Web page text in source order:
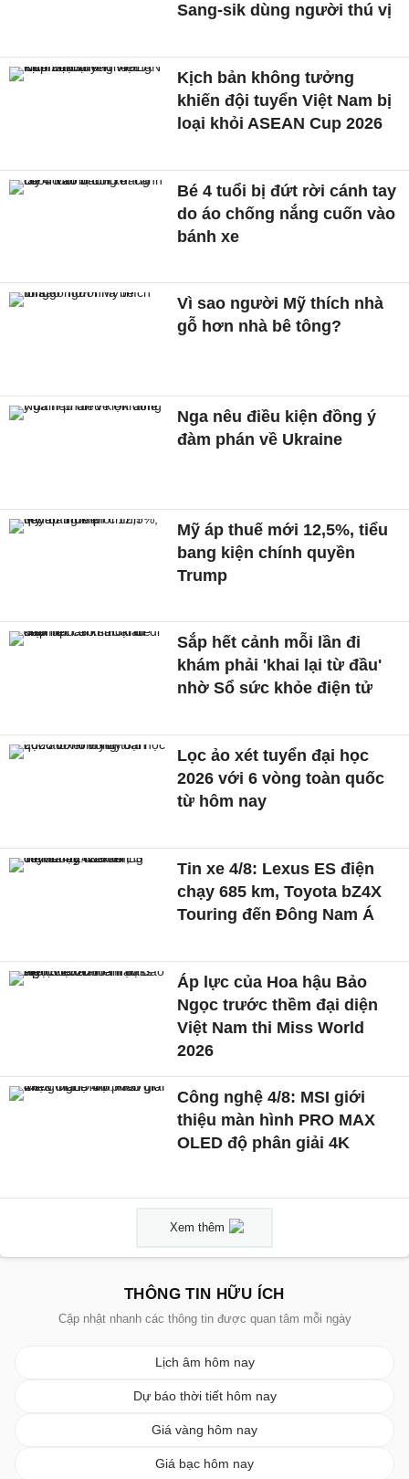
Sang-sik dùng người thú vị
Kịch bản không tưởng
khiến đội tuyển Việt Nam bị
loại khỏi ASEAN Cup 2026
Bé 4 tuổi bị đứt rời cánh tay
do áo chống nắng cuốn vào
bánh xe
Vì sao người Mỹ thích nhà
gỗ hơn nhà bê tông?
Nga nêu điều kiện đồng ý
đàm phán về Ukraine
Mỹ áp thuế mới 12,5%, tiểu
bang kiện chính quyền
Trump
Sắp hết cảnh mỗi lần đi
khám phải 'khai lại từ đầu'
nhờ Sổ sức khỏe điện tử
Lọc ảo xét tuyển đại học
2026 với 6 vòng toàn quốc
từ hôm nay
Tin xe 4/8: Lexus ES điện
chạy 685 km, Toyota bZ4X
Touring đến Đông Nam Á
Áp lực của Hoa hậu Bảo
Ngọc trước thềm đại diện
Việt Nam thi Miss World
2026
Công nghệ 4/8: MSI giới
thiệu màn hình PRO MAX
OLED độ phân giải 4K
Xem thêm
THÔNG TIN HỮU ÍCH
Cập nhật nhanh các thông tin được quan tâm mỗi ngày
Lịch âm hôm nay
Dự báo thời tiết hôm nay
Giá vàng hôm nay
Giá bạc hôm nay